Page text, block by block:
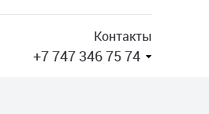
Контакты
+7 747 346 75 74